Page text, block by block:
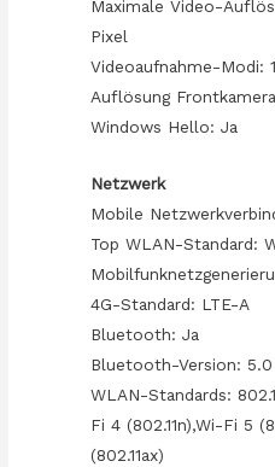
Maximale Video-
Pixel
Videoaufnahme-Modi:
Auflösung
Windows Hello: Ja
Netzwerk
Mobile
Top WLAN-Standard:
4G-Standard: LTE-A
Bluetooth: Ja
Bluetooth-Version: 5.0
WLAN-Standards:
Fi 4 (802.11n),Wi-Fi 5
(802.11ax)